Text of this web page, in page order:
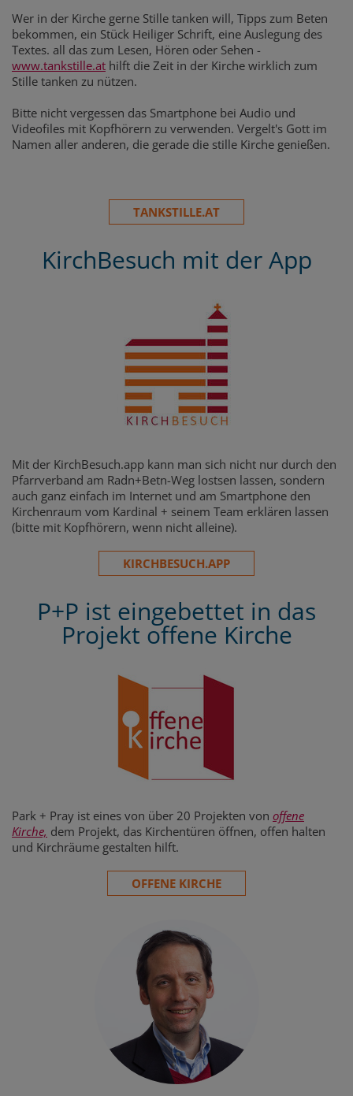
Wer in der Kirche gerne Stille tanken will, Tipps zum Beten
bekommen, ein Stück Heiliger Schrift, eine Auslegung des
Textes. all das zum Lesen, Hören oder Sehen -
www.tankstille.at hilft die Zeit in der Kirche wirklich zum
Stille tanken zu nützen.
Bitte nicht vergessen das Smartphone bei Audio und
Videofiles mit Kopfhörern zu verwenden. Vergelt's Gott im
Namen aller anderen, die gerade die stille Kirche genießen.
TANKSTILLE.AT
KirchBesuch mit der App
Mit der KirchBesuch.app kann man sich nicht nur durch den
Pfarrverband am Radn+Betn-Weg lostsen lassen, sondern
auch ganz einfach im Internet und am Smartphone den
Kirchenraum vom Kardinal + seinem Team erklären lassen
(bitte mit Kopfhörern, wenn nicht alleine).
KIRCHBESUCH.APP
P+P ist eingebettet in das
Projekt offene Kirche
Park + Pray ist eines von über 20 Projekten von offene
Kirche, dem Projekt, das Kirchentüren öffnen, offen halten
und Kirchräume gestalten hilft.
OFFENE KIRCHE